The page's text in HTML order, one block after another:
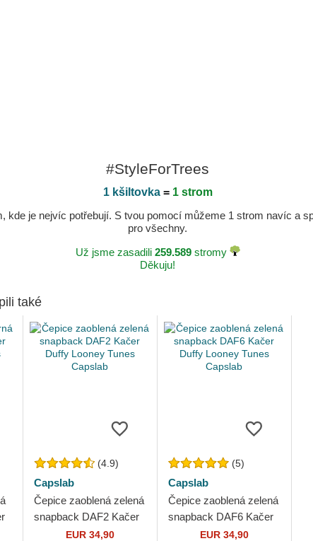
#StyleForTrees
1 kšiltovka= 1 strom
je nejvíc potřebují. S tvou pomocí můžeme 1 strom navíc a
pro všechny.
Už jsme zasadili 259.589stromy
Děkuju!
také
(4.9)
Capslab
Čepice zaoblená zelená
snapback DAF2 Kačer
Duffy Looney Tunes
EUR 34,90
(5)
Capslab
Čepice zaoblená zelená
snapback DAF6 Kačer
Duffy Looney Tunes
EUR 34,90